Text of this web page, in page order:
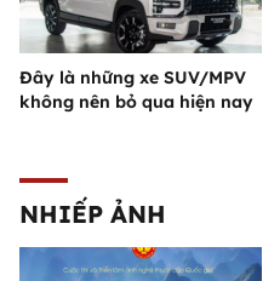
Đây là những xe SUV/MPV
không nên bỏ qua hiện nay
NHIẾP ẢNH